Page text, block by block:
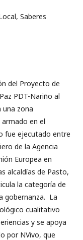
Saberes
del Proyecto de
PDT-Nariño al
una zona
en el
fue ejecutado entre
de la Agencia
Europea en
alcaldías de Pasto,
la categoría de
gobernanza. La
cualitativo
y se apoya
por NVivo, que